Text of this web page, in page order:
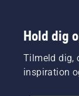
Hold dig
Tilmeld dig,
inspiration